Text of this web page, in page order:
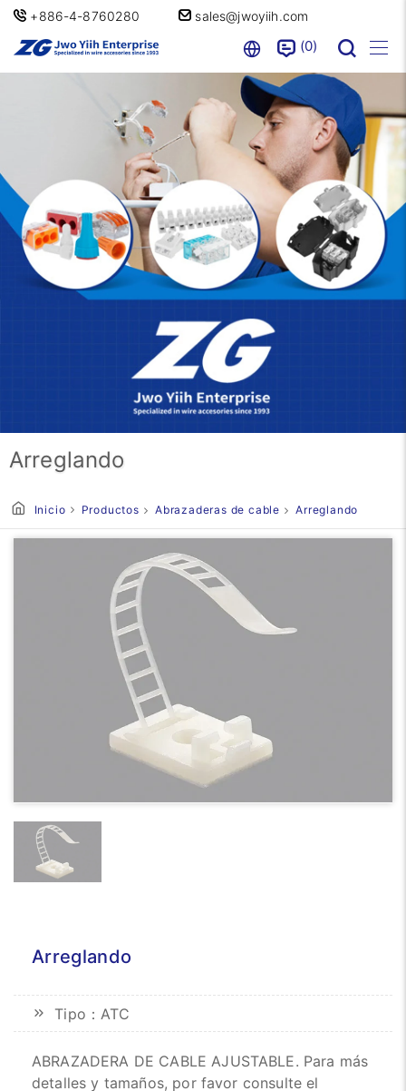
+886-4-8760280 sales@jwoyiih.com
0
Arreglando
Inicio Productos Abrazaderas de cable Arreglando
Arreglando
Tipo：ATC
ABRAZADERA DE CABLE AJUSTABLE. Para más
detalles y tamaños, por favor consulte el